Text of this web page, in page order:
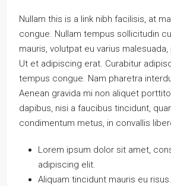
Nullam this is a link nibh facilisis, at
congue. Nullam tempus sollicitudin
mauris, volutpat eu varius malesuada,
Ut et adipiscing erat. Curabitur
tempus congue. Nam pharetra
Aenean gravida mi non aliquet
dapibus, nisi a faucibus tincidunt,
condimentum metus, in convallis
Lorem ipsum dolor sit amet,
adipiscing elit.
Aliquam tincidunt mauris eu risus.